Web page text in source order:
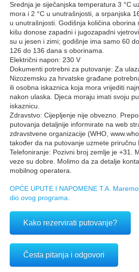
Srednja je siječanjska temperatura 3 °C
mora i 2 °C u unutrašnjosti, a srpanjska
u unutrašnjosti. Godišnja količina oborina
kišu donose zapadni i jugozapadni
su u jesen i zimi; godišnje ima samo 60
126 do 136 dana s oborinama.
Električni napon: 230 V
Dokumenti potrebni za putovanje: Za
Nizozemsku za hrvatske građane
ili osobna iskaznica koja mora vrijediti
nakon ulaska. Djeca moraju imati svoju
iskaznicu.
Zdravstvo: Cijepljenje nije obvezno.
putovanja detaljnije informirate na web
zdravstvene organizacije (WHO,
također da na putovanje uzmete priručnu
Telefoniranje: Pozivni broj zemlje je +31.
veze su dobre. Molimo da za detalje
mobilnog operatera.
OPĆE UPUTE I NAPOMENE T.A.
dio ovog programa.
Kako rezervirati putovanje?
Česta pitanja i odgovori